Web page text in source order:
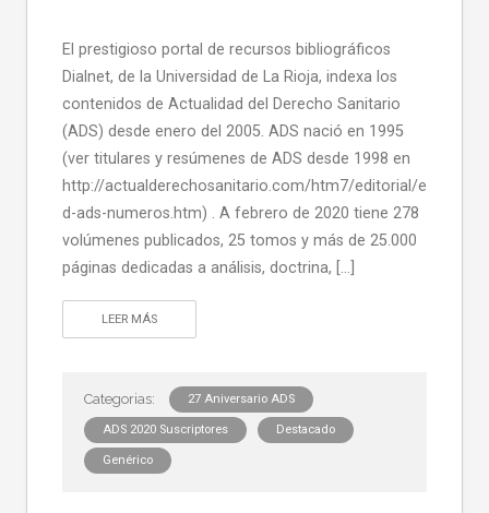
El prestigioso portal de recursos bibliográficos
Dialnet, de la Universidad de La Rioja, indexa los
contenidos de Actualidad del Derecho Sanitario
(ADS) desde enero del 2005. ADS nació en 1995
(ver titulares y resúmenes de ADS desde 1998 en
http://actualderechosanitario.com/htm7/editorial/e
d-ads-numeros.htm) . A febrero de 2020 tiene 278
volúmenes publicados, 25 tomos y más de 25.000
páginas dedicadas a análisis, doctrina, […]
LEER MÁS
27 Aniversario ADS
ADS 2020 Suscriptores Destacado
Genérico